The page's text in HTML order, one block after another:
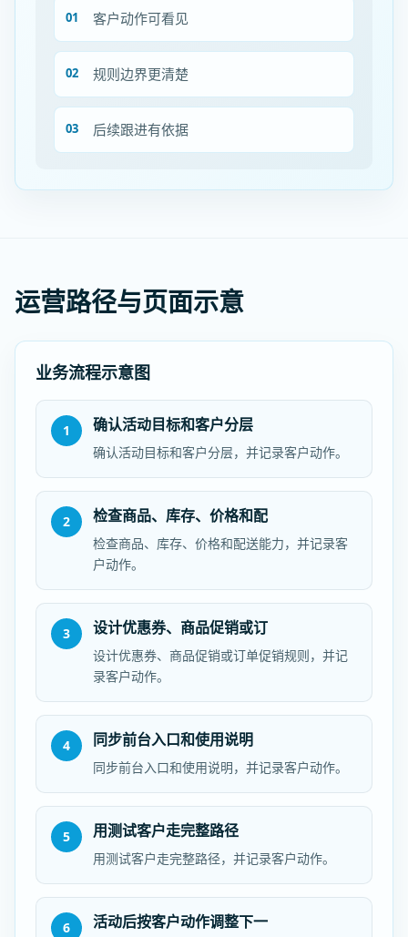
客户动作可看见
规则边界更清楚
后续跟进有依据
运营路径与页面示意
业务流程示意图
1 确认活动目标和客户分层
确认活动目标和客户分层，并记录客户动作。
2 检查商品、库存、价格和配
检查商品、库存、价格和配送能力，并记录客
户动作。
3 设计优惠券、商品促销或订
设计优惠券、商品促销或订单促销规则，并记
录客户动作。
4 同步前台入口和使用说明
同步前台入口和使用说明，并记录客户动作。
5 用测试客户走完整路径
用测试客户走完整路径，并记录客户动作。
6 活动后按客户动作调整下一